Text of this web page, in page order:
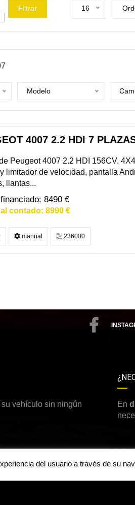
Filtrar 16
Modelo
4007 2.2 HDI 7
Peugeot 4007 2.2 HDI 156CV,
limitador de velocidad, pantalla
llantas...
8490 €
8990 €
manual 236000
vehículo sin ningún
En
del usuario a través de su